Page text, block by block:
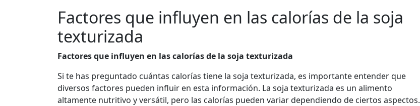
Factores que influyen en las calorías de la soja
texturizada
Factores que influyen en las calorías de la soja texturizada
Si te has preguntado cuántas calorías tiene la soja texturizada, es importante entender que
diversos factores pueden influir en esta información. La soja texturizada es un alimento
altamente nutritivo y versátil, pero las calorías pueden variar dependiendo de ciertos aspectos.